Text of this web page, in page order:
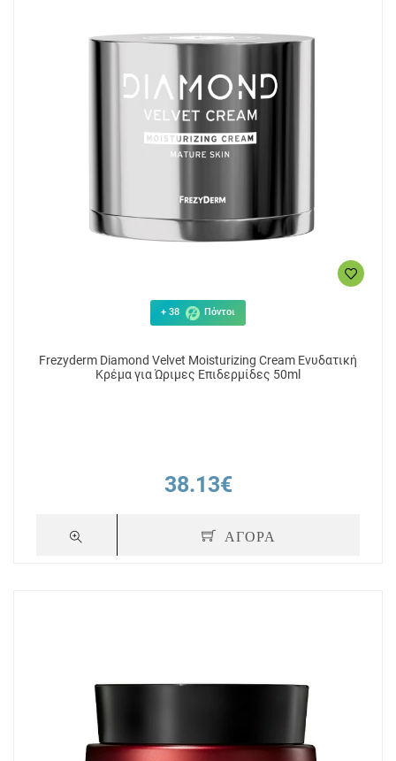
Oral-B iO Series 9N Ηλεκτρική
Οδοντόβουρτσα, Χρώμα Μαύρο 1τμχ
181.48€
+ 38 Πόντοι
Frezyderm Diamond Velvet Moisturizing Cream Ενυδατική
Κρέμα για Ώριμες Επιδερμίδες 50ml
38.13€
ΑΓΟΡΑ